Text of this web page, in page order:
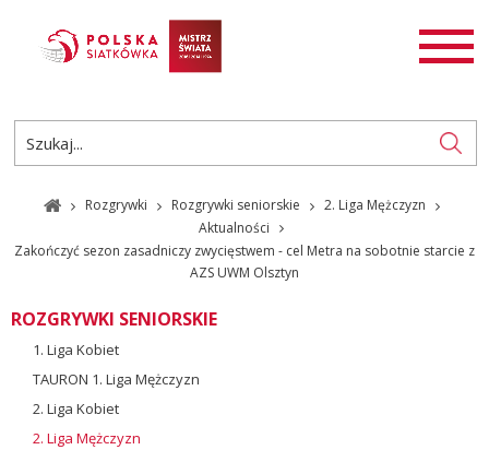
AKTUALNOŚCI
ROZGRYWKI
PL
EN
Rozgrywki Rozgrywki seniorskie
2. Liga Mężczyzn
Aktualności
Zakończyć sezon zasadniczy zwycięstwem - cel Metra na sobotnie starcie z
AZS UWM Olsztyn
ROZGRYWKI SENIORSKIE
1. Liga Kobiet
TAURON 1. Liga Mężczyzn
2. Liga Kobiet
2. Liga Mężczyzn